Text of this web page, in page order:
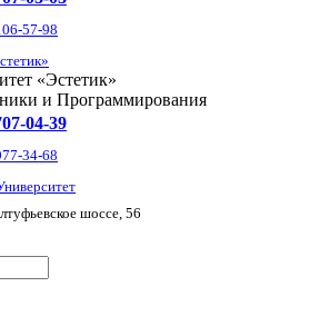
57-98
«Эстетик»
и Программирования
04-39
34-68
шоссе, 56